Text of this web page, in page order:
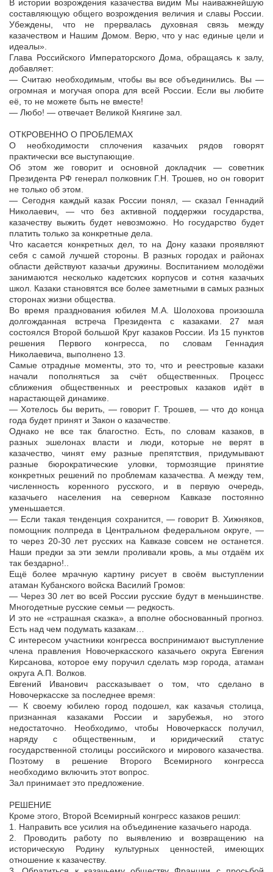
В истории возрождения казачества видим Мы наиважнейшую
составляющую общего возрождения величия и славы России.
Убеждены, что не прервалась духовная связь между
казачеством и Нашим Домом. Верю, что у нас единые цели и
идеалы».
Глава Российского Императорского Дома, обращаясь к залу,
добавляет:
— Считаю необходимым, чтобы вы все объединились. Вы —
огромная и могучая опора для всей России. Если вы любите
её, то не можете быть не вместе!
— Любо! — отвечает Великой Княгине зал.
ОТКРОВЕННО О ПРОБЛЕМАХ
О необходимости сплочения казачьих рядов говорят
практически все выступающие.
Об этом же говорит и основной докладчик — советник
Президента РФ генерал полковник Г.Н. Трошев, но он говорит
не только об этом.
— Сегодня каждый казак России понял, — сказал Геннадий
Николаевич, — что без активной поддержки государства,
казачеству выжить будет невозможно. Но государство будет
платить только за конкретные дела.
Что касается конкретных дел, то на Дону казаки проявляют
себя с самой лучшей стороны. В разных городах и районах
области действуют казачьи дружины. Воспитанием молодёжи
занимаются несколько кадетских корпусов и сотня казачьих
школ. Казаки становятся все более заметными в самых разных
сторонах жизни общества.
Во время празднования юбилея М.А. Шолохова произошла
долгожданная встреча Президента с казаками. 27 мая
состоялся Второй большой Круг казаков России. Из 15 пунктов
решения Первого конгресса, по словам Геннадия
Николаевича, выполнено 13.
Самые отрадные моменты, это то, что и реестровые казаки
начали пополняться за счёт общественных. Процесс
сближения общественных и реестровых казаков идёт в
нарастающей динамике.
— Хотелось бы верить, — говорит Г. Трошев, — что до конца
года будет принят и Закон о казачестве.
Однако не все так благостно. Есть, по словам казаков, в
разных эшелонах власти и люди, которые не верят в
казачество, чинят ему разные препятствия, придумывают
разные бюрократические уловки, тормозящие принятие
конкретных решений по проблемам казачества. А между тем,
численность коренного русского, и в первую очередь,
казачьего населения на северном Кавказе постоянно
уменьшается.
— Если такая тенденция сохранится, — говорит В. Хижняков,
помощник полпреда в Центральном федеральном округе, —
то через 20-30 лет русских на Кавказе совсем не останется.
Наши предки за эти земли проливали кровь, а мы отдаём их
так бездарно!..
Ещё более мрачную картину рисует в своём выступлении
атаман Кубанского войска Василий Громов:
— Через 30 лет во всей России русские будут в меньшинстве.
Многодетные русские семьи — редкость.
И это не «страшная сказка», а вполне обоснованный прогноз.
Есть над чем подумать казакам…
С интересом участники конгресса воспринимают выступление
члена правления Новочеркасского казачьего округа Евгения
Кирсанова, которое ему поручил сделать мэр города, атаман
округа А.П. Волков.
Евгений Иванович рассказывает о том, что сделано в
Новочеркасске за последнее время:
— К своему юбилею город подошел, как казачья столица,
признанная казаками России и зарубежья, но этого
недостаточно. Необходимо, чтобы Новочеркасск получил,
наряду с общественным, и юридический статус
государственной столицы российского и мирового казачества.
Поэтому в решение Второго Всемирного конгресса
необходимо включить этот вопрос.
Зал принимает это предложение.
РЕШЕНИЕ
Кроме этого, Второй Всемирный конгресс казаков решил:
1. Направить все усилия на объединение казачьего народа.
2. Проводить работу по выявлению и возвращению на
историческую Родину культурных ценностей, имеющих
отношение к казачеству.